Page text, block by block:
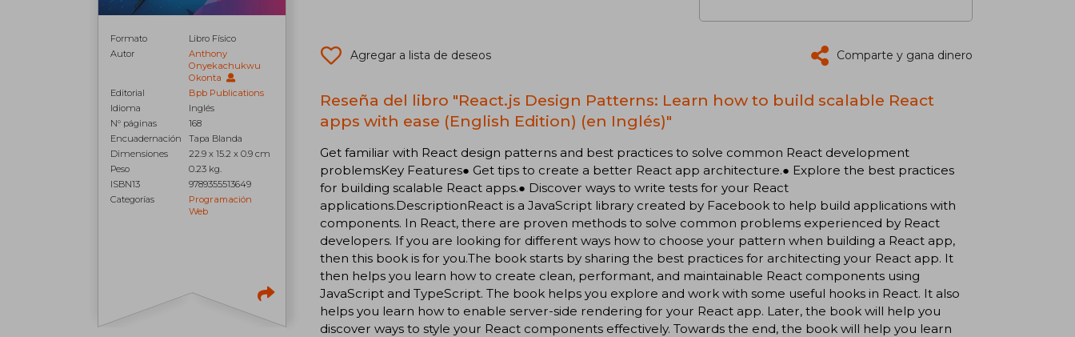
Formato
Libro Físico
Autor
Anthony
Onyekachukwu
Okonta
Editorial
Bpb Publications
Idioma
Inglés
N° páginas
168
Encuadernación
Tapa Blanda
Dimensiones
22.9 x 15.2 x 0.9 cm
Peso
0.23 kg.
ISBN13
9789355513649
Categorías
Programación
Web
Agregar a lista de deseos Comparte y gana dinero
Reseña del libro "React.js Design Patterns: Learn how to build scalable React
apps with ease (English Edition) (en Inglés)"
Get familiar with React design patterns and best practices to solve common React development
problemsKey Features● Get tips to create a better React app architecture.● Explore the best practices
for building scalable React apps.● Discover ways to write tests for your React
applications.DescriptionReact is a JavaScript library created by Facebook to help build applications with
components. In React, there are proven methods to solve common problems experienced by React
developers. If you are looking for different ways how to choose your pattern when building a React app,
then this book is for you.The book starts by sharing the best practices for architecting your React app. It
then helps you learn how to create clean, performant, and maintainable React components using
JavaScript and TypeScript. The book helps you explore and work with some useful hooks in React. It also
helps you learn how to enable server-side rendering for your React app. Later, the book will help you
discover ways to style your React components effectively. Towards the end, the book will help you learn